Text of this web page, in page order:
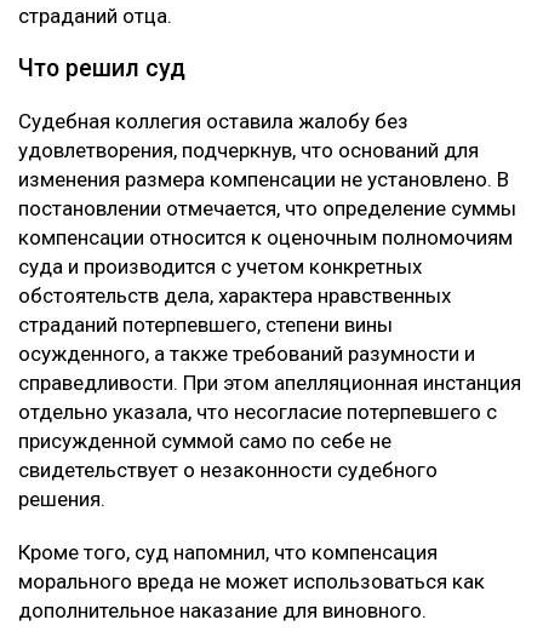
страданий отца.
Что решил суд
Судебная коллегия оставила жалобу без
удовлетворения, подчеркнув, что оснований для
изменения размера компенсации не установлено. В
постановлении отмечается, что определение суммы
компенсации относится к оценочным полномочиям
суда и производится с учетом конкретных
обстоятельств дела, характера нравственных
страданий потерпевшего, степени вины
осужденного, а также требований разумности и
справедливости. При этом апелляционная инстанция
отдельно указала, что несогласие потерпевшего с
присужденной суммой само по себе не
свидетельствует о незаконности судебного
решения.
Кроме того, суд напомнил, что компенсация
морального вреда не может использоваться как
дополнительное наказание для виновного.